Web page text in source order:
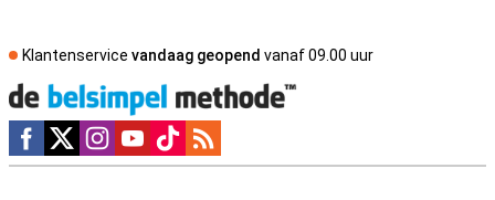
Klantenservice vandaag geopend vanaf 09.00 uur
Social media